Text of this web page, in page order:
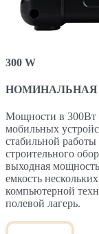
300 W
Мощности в 300Вт
мобильных
стабильной
строительного
выходная
емкость
компьютерной
полевой лагерь.